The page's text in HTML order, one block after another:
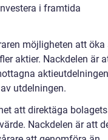
i framtida
möjligheten att öka
aktier. Nackdelen är
utdelningen.
att direktäga
Nackdelen är att